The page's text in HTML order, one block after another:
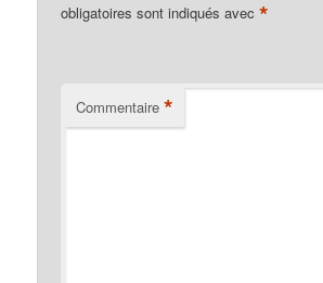
obligatoires sont indiqués avec*
Commentaire *